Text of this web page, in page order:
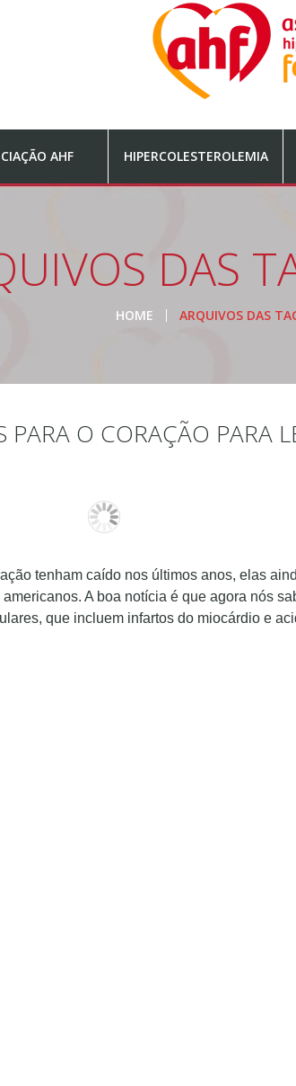
AHF HIPERCOLESTEROLEMIA
DAS
HOME ARQUIVOS DAS
PARA O CORAÇÃO PARA
tenham caído nos últimos anos, elas
A boa notícia é que agora nós
que incluem infartos do miocárdio e